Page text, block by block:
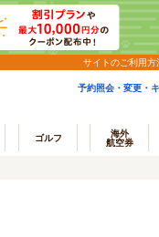
サイトのご利用方
予約照会・変更・
ゴルフ
海外
航空券